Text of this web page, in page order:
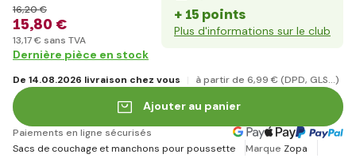
15,80 €
16,20 €
13,17 € sans TVA
+ 15 points
Plus d'informations sur le club
Dernière pièce en stock
De 14.08.2026 livraison chez vous à partir de 6,99 € (DPD, GLS...)
Ajouter au panier
Paiements en ligne sécurisés
Sacs de couchage et manchons pour poussette
Marque Zopa